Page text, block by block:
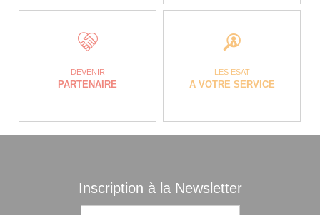
DEVENIR
PARTENAIRE
LES ESAT
A VOTRE SERVICE
Inscription à la Newsletter